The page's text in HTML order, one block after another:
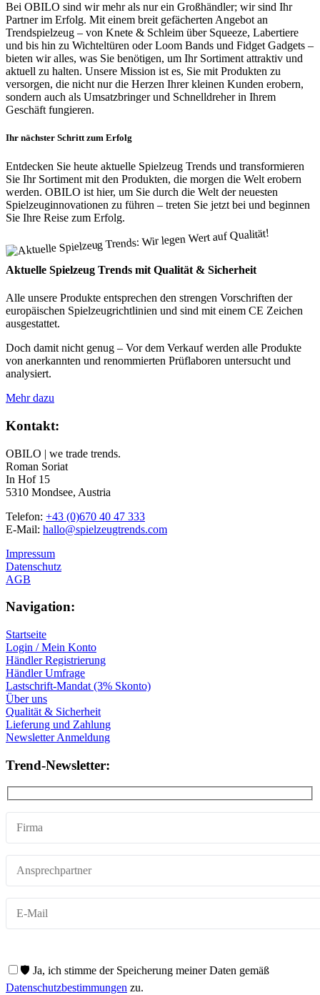
Bei OBILO sind wir mehr als nur ein Großhändler; wir sind Ihr
Partner im Erfolg. Mit einem breit gefächerten Angebot an
Trendspielzeug – von Knete & Schleim über Squeeze, Labertiere
und bis hin zu Wichteltüren oder Loom Bands und Fidget Gadgets –
bieten wir alles, was Sie benötigen, um Ihr Sortiment attraktiv und
aktuell zu halten. Unsere Mission ist es, Sie mit Produkten zu
versorgen, die nicht nur die Herzen Ihrer kleinen Kunden erobern,
sondern auch als Umsatzbringer und Schnelldreher in Ihrem
Geschäft fungieren.
Ihr nächster Schritt zum Erfolg
Entdecken Sie heute aktuelle Spielzeug Trends und transformieren
Sie Ihr Sortiment mit den Produkten, die morgen die Welt erobern
werden. OBILO ist hier, um Sie durch die Welt der neuesten
Spielzeuginnovationen zu führen – treten Sie jetzt bei und beginnen
Sie Ihre Reise zum Erfolg.
Aktuelle Spielzeug Trends mit Qualität & Sicherheit
Alle unsere Produkte entsprechen den strengen Vorschriften der
europäischen Spielzeugrichtlinien und sind mit einem CE Zeichen
ausgestattet.
Doch damit nicht genug – Vor dem Verkauf werden alle Produkte
von anerkannten und renommierten Prüflaboren untersucht und
analysiert.
Mehr dazu
Kontakt:
OBILO | we trade trends.
Roman Soriat
In Hof 15
5310 Mondsee, Austria
Telefon: +43 (0)670 40 47 333
E-Mail: hallo@spielzeugtrends.com
Impressum
Datenschutz
AGB
Navigation:
Startseite
Login / Mein Konto
Händler Registrierung
Händler Umfrage
Lastschrift-Mandat (3% Skonto)
Über uns
Qualität & Sicherheit
Lieferung und Zahlung
Newsletter Anmeldung
Trend-Newsletter:
🛡️ Ja, ich stimme der Speicherung meiner Daten gemäß
Datenschutzbestimmungen zu.